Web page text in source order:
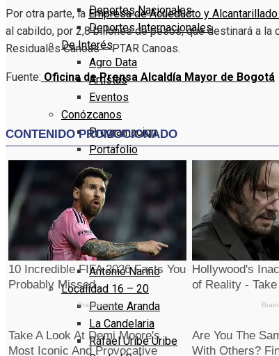
Deportes Nacionales
Deportes Internacionales
De Interés
Agro Data
Artistas
Eventos
Conózcanos
Programacion
Portafolio
Localidad 11 – 15
Suba
Barrios Unidos
Teusaquillo
Los Mártires
Antonio Nariño
Localidad 16 – 20
Puente Aranda
La Candelaria
Rafael Uribe Uribe
Por otra parte, la Empresa de Acueducto y
al cabildo, por 2,8 billones de pesos, que destinará a la
Residuales Canoas – PTAR Canoas.
Fuente: Oficina de Prensa Alcaldía Mayor de Bogotá